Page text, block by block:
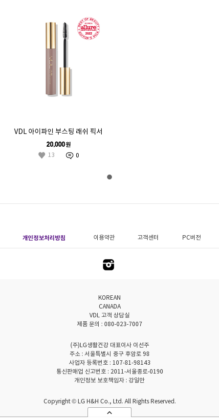
VDL 아이파인 부스팅 래쉬 픽서
20,000원
13 0
개인정보처리방침 이용약관 고객센터 PC버전
KOREAN
CANADA
VDL 고객 상담실
제품 문의 : 080-023-7007
(주)LG생활건강 대표이사 이선주
주소 : 서울특별시 중구 후암로 98
사업자 등록번호 : 107-81-98143
통신판매업 신고번호 : 2011-서울종로-0190
개인정보 보호책임자 : 강일만
Copyright © LG H&H Co., Ltd. All Rights Reserved.